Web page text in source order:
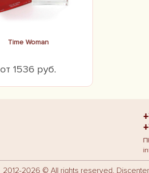
Time Woman
от 1536 руб.
2012-2026 © All rights reserved.